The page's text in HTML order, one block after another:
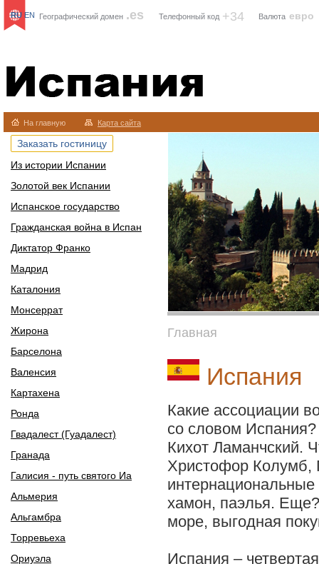
Испания
Географический домен .es Телефонный код +34 Валюта евро
RU EN
На главную Карта сайта
Заказать гостиницу
Из истории Испании
Золотой век Испании
Испанское государство
Гражданская война в Испан
Диктатор Франко
Мадрид
Каталония
Монсеррат
Жирона
Барселона
Валенсия
Картахена
Ронда
Гвадалест (Гуадалест)
Гранада
Галисия - путь святого Иа
Альмерия
Альгамбра
Торревьеха
Ориуэла
Главная
Испания
Какие ассоциации
со словом
Кихот Ламанчский.
Христофор Колумб,
хамон, паэлья.
море, выгодная
Испания –